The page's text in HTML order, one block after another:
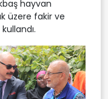
hayvan
üzere fakir ve